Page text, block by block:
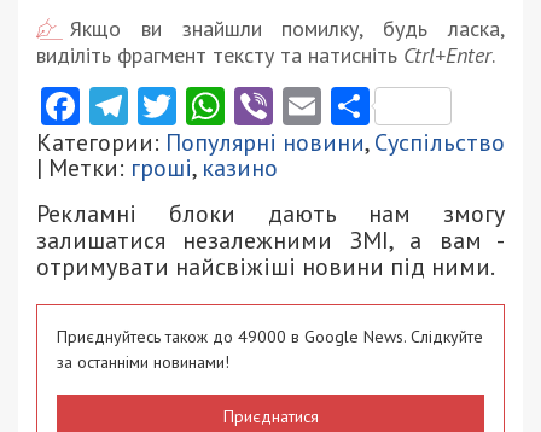
Якщо ви знайшли помилку, будь ласка,
виділіть фрагмент тексту та натисніть Ctrl+Enter.
Facebook
Telegram
Twitter
WhatsApp
ViberEmail
Категории: Популярні новини,Суспільство
| Метки: гроші, казино
Рекламні блоки дають нам змогу
залишатися незалежними ЗМІ, а вам -
отримувати найсвіжіші новини під ними.
Приєднуйтесь також до 49000 в Google News. Слідкуйте
за останніми новинами!
Приєднатися